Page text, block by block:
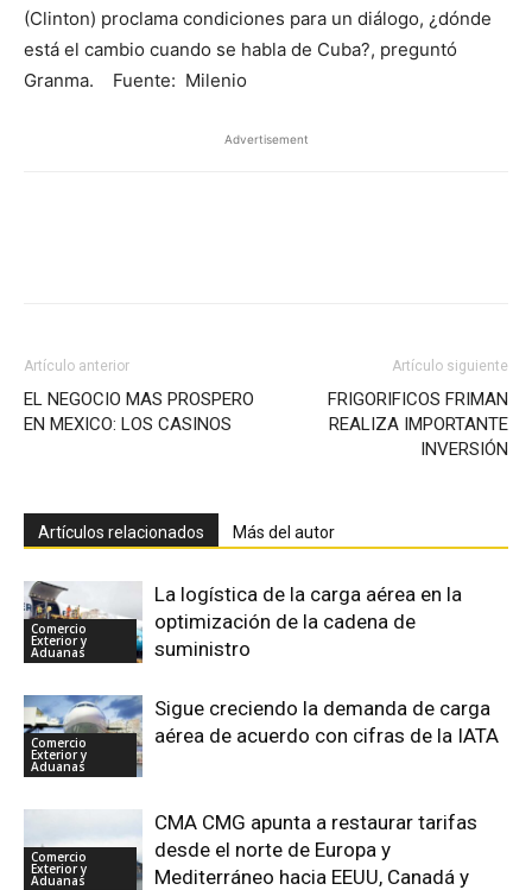
(Clinton) proclama condiciones para un diálogo, ¿dónde
está el cambio cuando se habla de Cuba?, preguntó
Granma. Fuente: Milenio
Advertisement
Artículo anterior
EL NEGOCIO MAS PROSPERO
EN MEXICO: LOS CASINOS
Artículo siguiente
FRIGORIFICOS FRIMAN
REALIZA IMPORTANTE
INVERSIÓN
Artículos relacionados Más del autor
Comercio
Exterior y
Aduanas
La logística de la carga aérea en la
optimización de la cadena de
suministro
Comercio
Exterior y
Aduanas
Sigue creciendo la demanda de carga
aérea de acuerdo con cifras de la IATA
Comercio
Exterior y
Aduanas
CMA CMG apunta a restaurar tarifas
desde el norte de Europa y
Mediterráneo hacia EEUU, Canadá y